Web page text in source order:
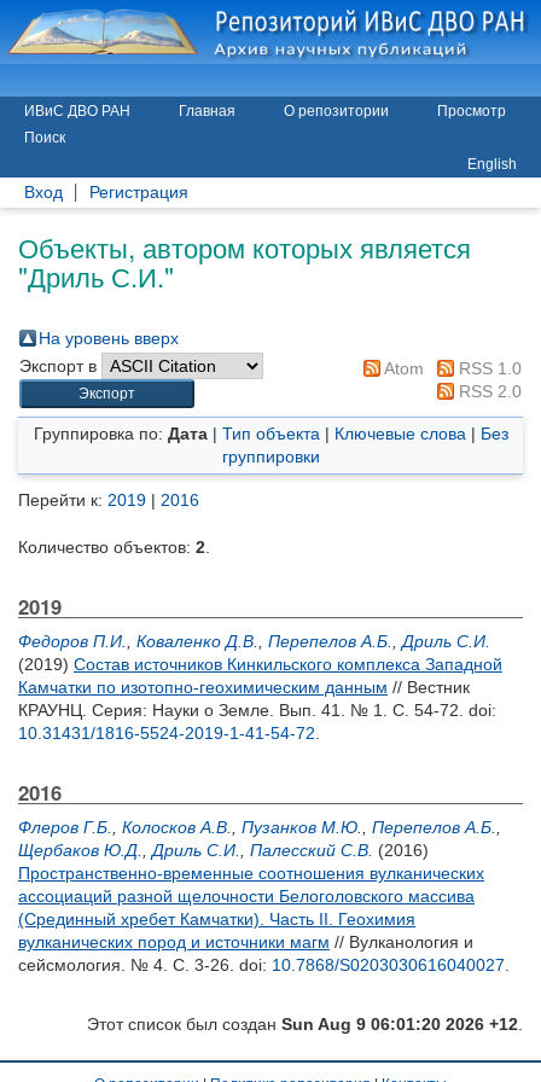
ИВиС ДВО РАН Главная О репозитории
Просмотр
Поиск
English
Вход Регистрация
Объекты, автором которых является
"Дриль С.И."
На уровень вверх
Экспорт в
Atom
RSS 1.0
RSS 2.0
Группировка по: Дата| Тип объекта | Ключевые слова | Без
группировки
Перейти к: 2019 | 2016
Количество объектов: 2
2019
Федоров П.И. Коваленко Д.В. Перепелов А.Б.
Дриль С.И.
(2019) Cостав источников Кинкильского комплекса Западной
Камчатки по изотопно-геохимическим данным // Вестник
КРАУНЦ. Серия: Науки о Земле. Вып. 41. № 1. С. 54-72. doi:
10.31431/1816-5524-2019-1-41-54-72
2016
Флеров Г.Б. Колосков А.В. Пузанков М.Ю. Перепелов А.Б.
Щербаков Ю.Д.
Дриль С.И. Палесский С.В. (2016)
Пространственно-временные соотношения вулканических
ассоциаций разной щелочности Белоголовского массива
(Срединный хребет Камчатки). Часть II. Геохимия
вулканических пород и источники магм // Вулканология и
сейсмология. № 4. С. 3-26. doi: 10.7868/S0203030616040027
Этот список был создан Sun Aug 9 06:01:20 2026 +12